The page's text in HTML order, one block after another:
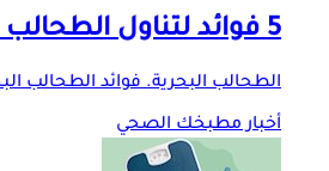
5 فوائد لتناول الطحالب البحرية على صحة النساء في فصل الصيف
الطحالب البحرية. فوائد الطحالب
أخبار مطبخك الصحي